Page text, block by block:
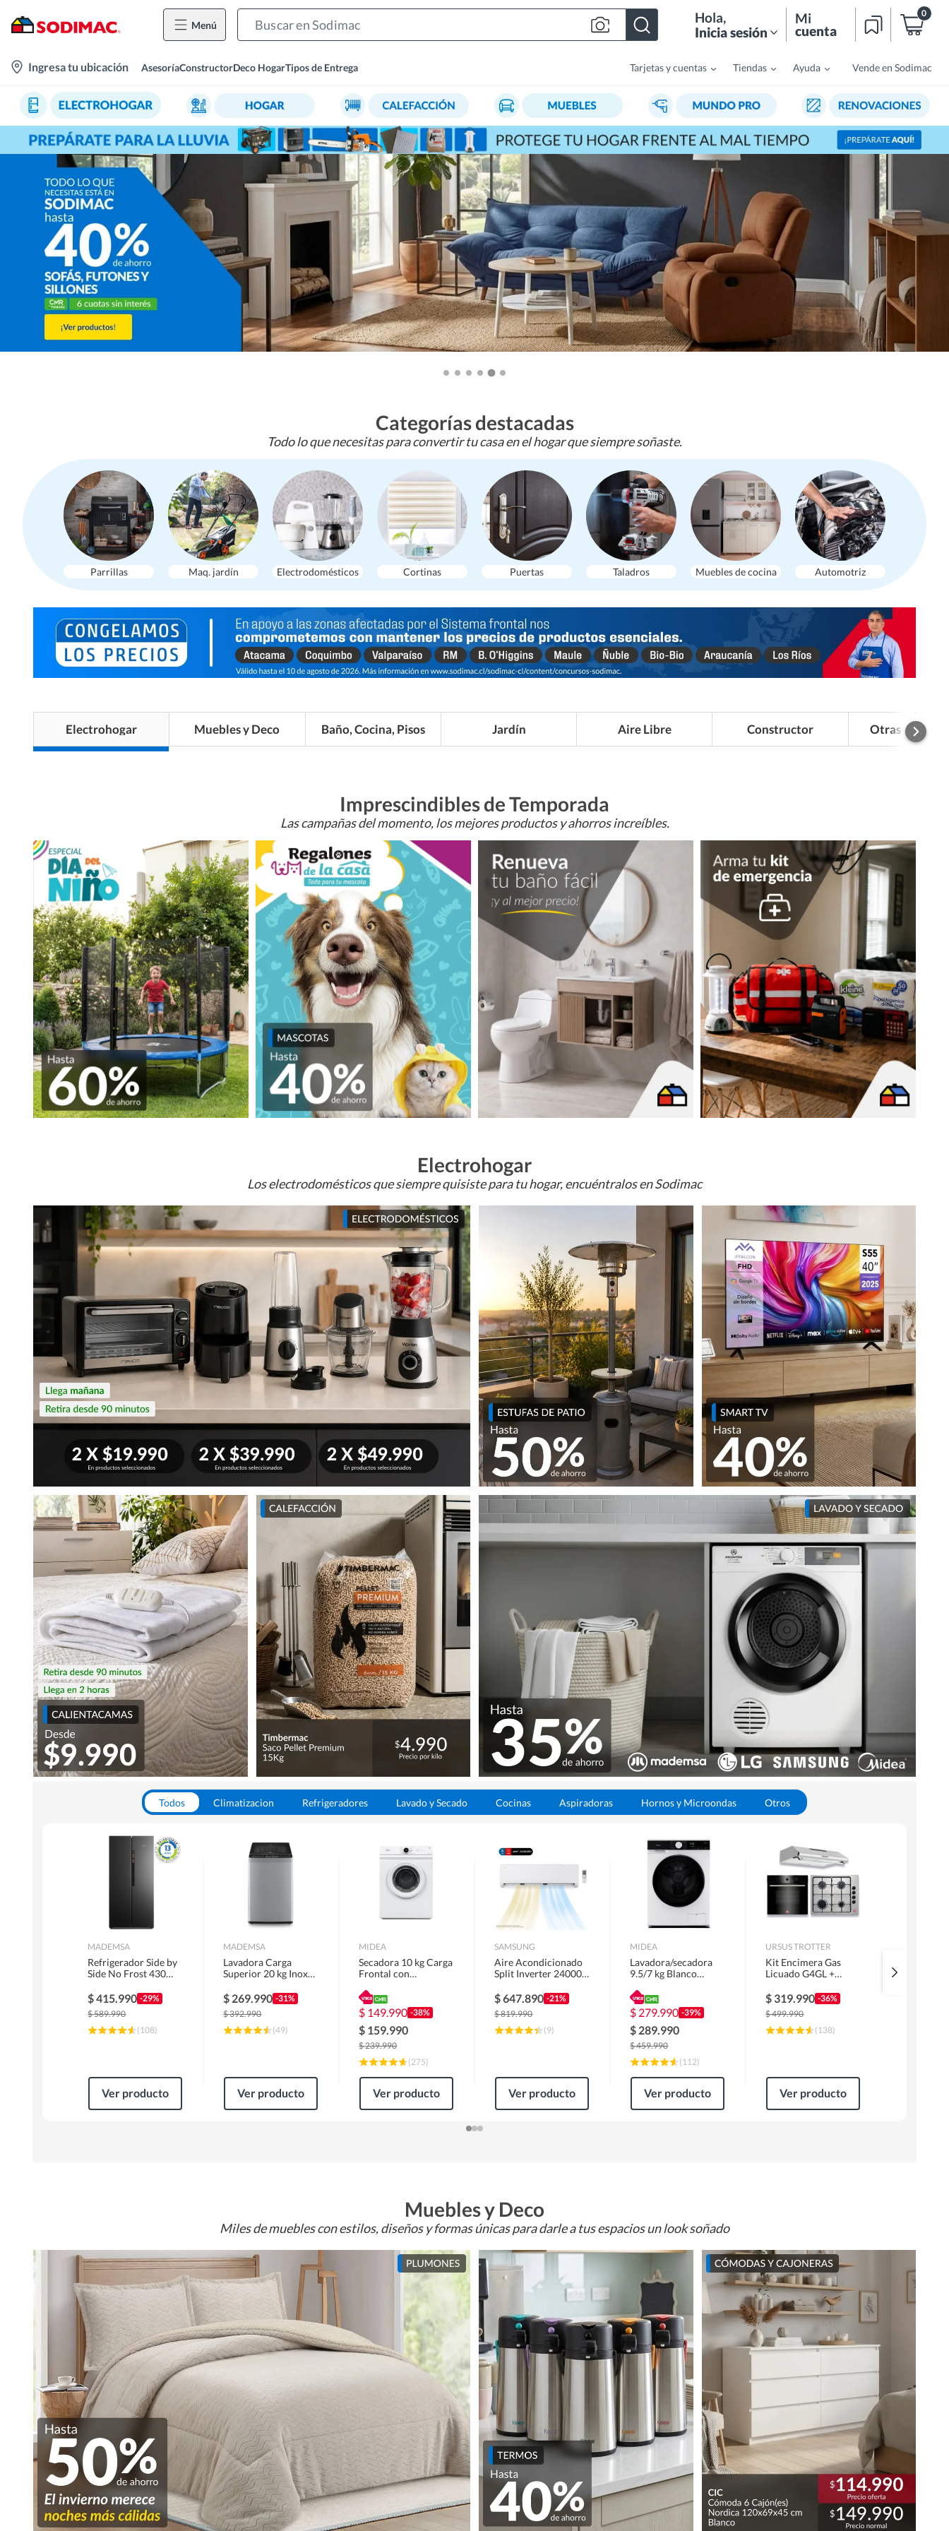
Menú Hola,
Inicia sesión
Mi
cuenta
0
location-
Ingresa tu ubicación AsesoríaConstructorDeco HogarTipos de Entrega Tarjetas y cuentas Tiendas Ayuda Vende en Sodimac
Categorías destacadas
Todo lo que necesitas para convertir tu casa en el hogar que siempre soñaste.
Parrillas Maq. jardín Electrodomésticos Cortinas Puertas Taladros Muebles de cocina Automotriz
Electrohogar Muebles y Deco Baño, Cocina, Pisos Jardín Aire Libre Constructor Otras
Imprescindibles de Temporada
Las campañas del momento, los mejores productos y ahorros increíbles.
Electrohogar
Los electrodomésticos que siempre quisiste para tu hogar, encuéntralos en Sodimac
Todos Climatizacion Refrigeradores Lavado y Secado Cocinas Aspiradoras Hornos y Microondas Otros
MADEMSA
Refrigerador Side by
Side No Frost 430
MAS430B
$415.990 -29%
$589.990
(108)
Ver producto
MADEMSA
Lavadora Carga
Superior 20 kg Inox
$ 269.990 -31%
$392.990
(49)
Ver producto
MIDEA
Secadora 10 kg Carga
Frontal con
MD100A100/W2
$ 149.990 -38%
$ 159.990
$239.990
(275)
Ver producto
SAMSUNG
Aire Acondicionado
Split Inverter 24000
$647.890 -21%
$819.990
(9)
Ver producto
MIDEA
Lavadora/secadora
9.5/7 kg Blanco
$ 279.990 -39%
$ 289.990
$459.990
(112)
Ver producto
URSUS TROTTER
Kit Encimera Gas
Licuado G4GL +
1 Motor FF60IN +
Horno EPC4NIG
$ 319.990 -36%
$499.990
(138)
Ver producto
Muebles y Deco
Miles de muebles con estilos, diseños y formas únicas para darle a tus espacios un look soñado